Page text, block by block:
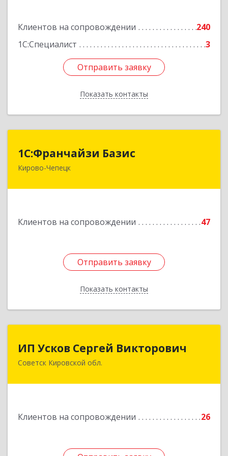
Клиентов на сопровождении
240
1С:Специалист
3
Отправить заявку
Показать контакты
Отправить заявку
Назад
1С:Франчайзи Базис
Кирово-Чепецк
Клиентов на сопровождении 47
Отправить заявку
Показать контакты
613044, Кировская обл, город Кирово-Чепецк
Подробнее
Отправить заявку
Назад
ИП Усков Сергей Викторович
Советск Кировской обл.
Клиентов на сопровождении 26
ИП Усков Сергей Викторович
613340, Кировская обл, Советск г, Дружбы ул,